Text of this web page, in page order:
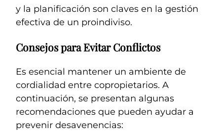
y la planificación son claves en la gestión
efectiva de un proindiviso.
Consejos para Evitar Conflictos
Es esencial mantener un ambiente de
cordialidad entre copropietarios. A
continuación, se presentan algunas
recomendaciones que pueden ayudar a
prevenir desavenencias: